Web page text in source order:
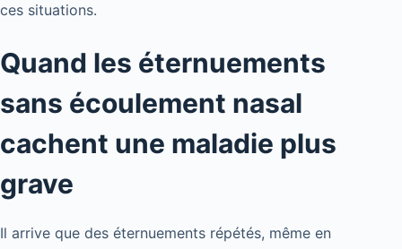
ces situations.
Quand les éternuements
sans écoulement nasal
cachent une maladie plus
grave
Il arrive que des éternuements répétés, même en